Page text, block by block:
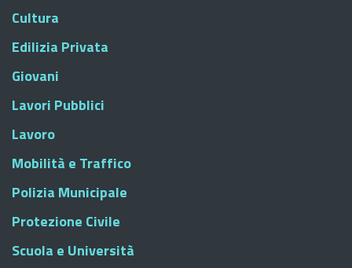
Cultura
Edilizia Privata
Giovani
Lavori Pubblici
Lavoro
Mobilità e Traffico
Polizia Municipale
Protezione Civile
Scuola e Università